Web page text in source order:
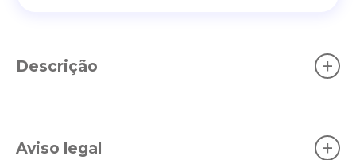
Descrição +
Aviso legal +